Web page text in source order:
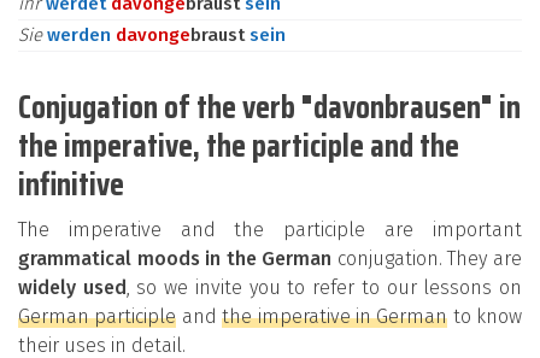
Siewerden davongebraustsein
Conjugation of the verb "davonbrausen" in
the imperative, the participle and the
infinitive
The imperative and the participle are important
grammatical moods in the German conjugation. They are
widely used, so we invite you to refer to our lessons on
German participle andthe imperative in German to know
their uses in detail.